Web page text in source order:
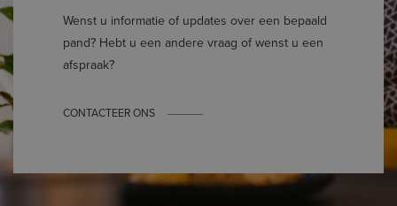
Wenst u informatie of updates over een bepaald
pand? Hebt u een andere vraag of wenst u een
afspraak?
CONTACTEER ONS